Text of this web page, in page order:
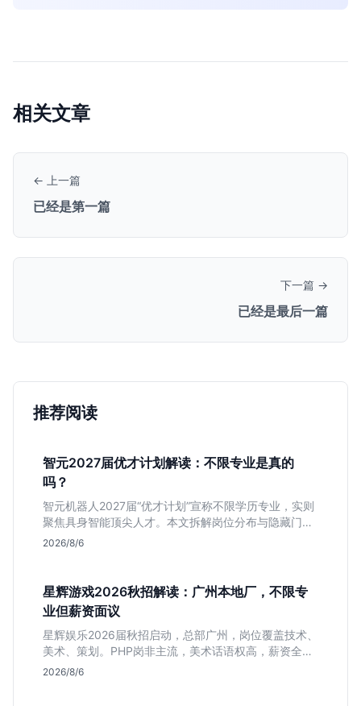
相关文章
← 上一篇
已经是第一篇
下一篇 →
已经是最后一篇
推荐阅读
智元2027届优才计划解读：不限专业是真的
吗？
智元机器人2027届“优才计划”宣称不限学历专业，实则
聚焦具身智能顶尖人才。本文拆解岗位分布与隐藏门
槛，分析算法、仿真等核心方向，帮你判断是否值得投
2026/8/6
星辉游戏2026秋招解读：广州本地厂，不限专
业但薪资面议
星辉娱乐2026届秋招启动，总部广州，岗位覆盖技术、
美术、策划。PHP岗非主流，美术话语权高，薪资全面
面议。适合想接触项目全流程的应届生，追求大厂光环
2026/8/6